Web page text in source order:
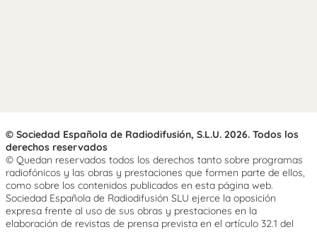
© Sociedad Española de Radiodifusión, S.L.U. 2026. Todos los
derechos reservados
© Quedan reservados todos los derechos tanto sobre programas
radiofónicos y las obras y prestaciones que formen parte de ellos,
como sobre los contenidos publicados en esta página web.
Sociedad Española de Radiodifusión SLU ejerce la oposición
expresa frente al uso de sus obras y prestaciones en la
elaboración de revistas de prensa prevista en el artículo 32.1 del